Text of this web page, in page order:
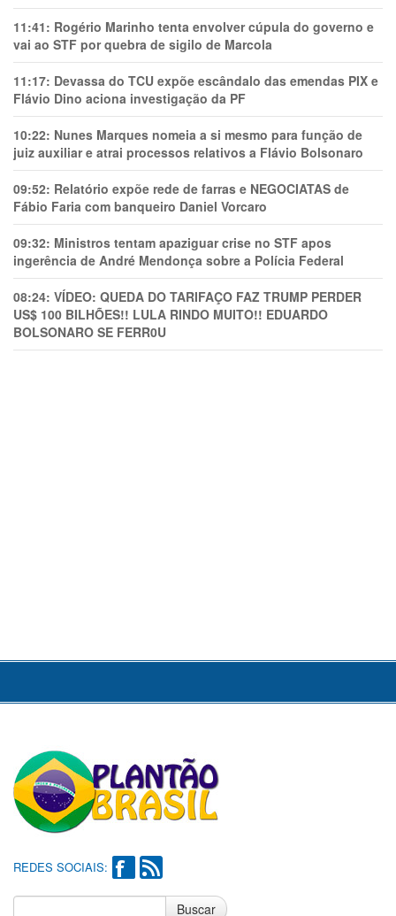
11:41: Rogério Marinho tenta envolver cúpula do governo e
vai ao STF por quebra de sigilo de Marcola
11:17: Devassa do TCU expõe escândalo das emendas PIX e
Flávio Dino aciona investigação da PF
10:22: Nunes Marques nomeia a si mesmo para função de
juiz auxiliar e atrai processos relativos a Flávio Bolsonaro
09:52: Relatório expõe rede de farras e NEGOCIATAS de
Fábio Faria com banqueiro Daniel Vorcaro
09:32: Ministros tentam apaziguar crise no STF apos
ingerência de André Mendonça sobre a Polícia Federal
08:24: VÍDEO: QUEDA DO TARIFAÇO FAZ TRUMP PERDER
US$ 100 BILHÕES!! LULA RINDO MUITO!! EDUARDO
BOLSONARO SE FERR0U
REDES SOCIAIS:
Buscar